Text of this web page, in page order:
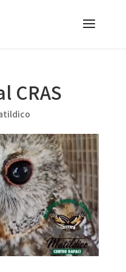
CRAS